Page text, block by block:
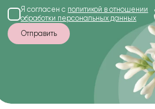
Я согласен с политикой в отношении
обработки персональных данных
Отправить